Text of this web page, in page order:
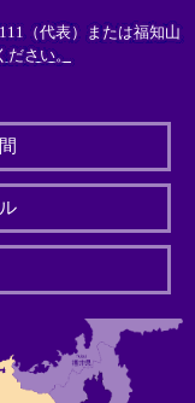
（代表）または福知山
さい。